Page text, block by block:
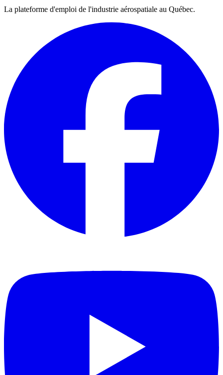
La plateforme d'emploi de l'industrie aérospatiale au Québec.